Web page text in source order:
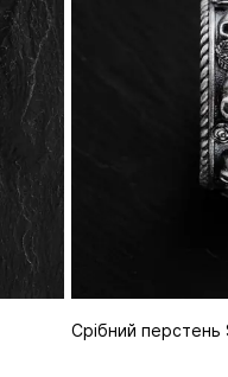
Срібний перстень